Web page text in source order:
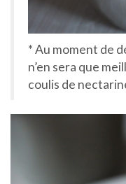
* Au moment de
n’en sera que
coulis de